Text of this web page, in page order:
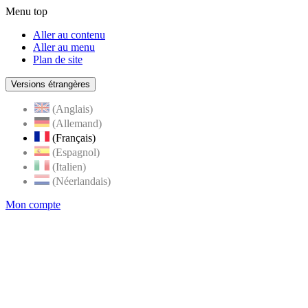
Menu top
Aller au contenu
Aller au menu
Plan de site
Versions étrangères
(Anglais)
(Allemand)
(Français)
(Espagnol)
(Italien)
(Néerlandais)
Mon compte